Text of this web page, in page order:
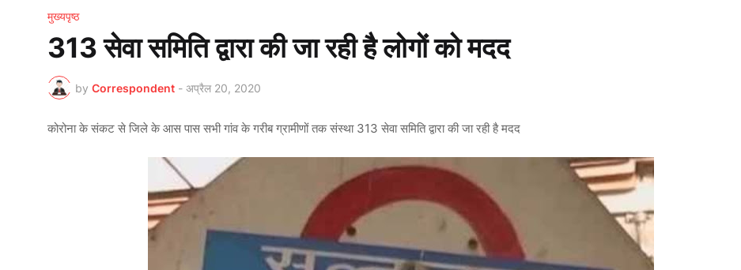
मुख्यपृष्ठ
313 सेवा समिति द्वारा की जा रही है लोगों को मदद
by Correspondent - अप्रैल 20, 2020
कोरोना के संकट से जिले के आस पास सभी गांव के गरीब ग्रामीणों तक संस्था 313 सेवा समिति द्वारा की जा रही है मदद